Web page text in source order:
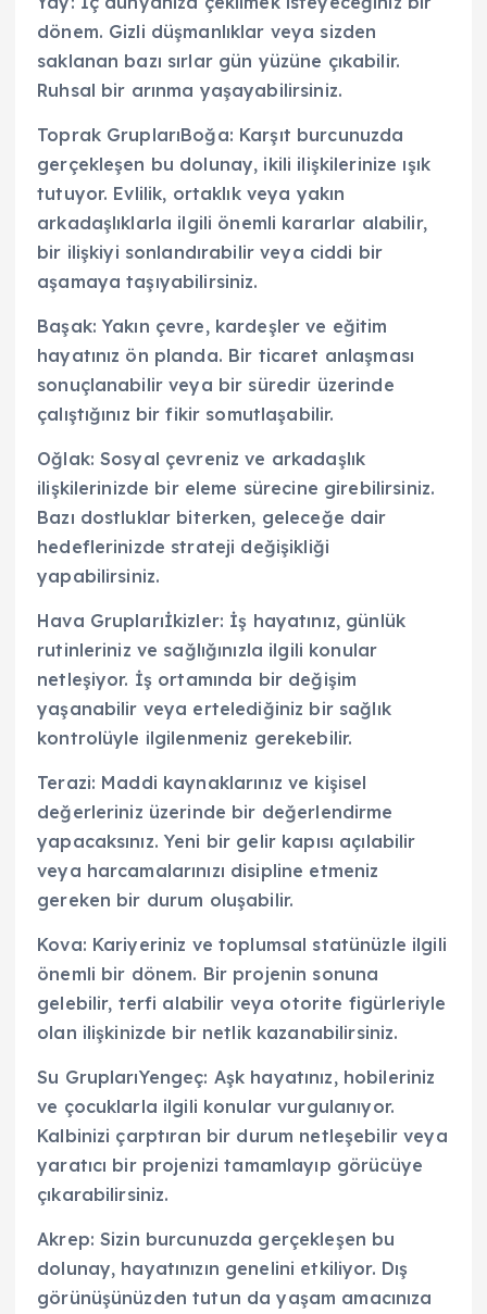
dönem. Gizli düşmanlıklar veya sizden
saklanan bazı sırlar gün yüzüne çıkabilir.
Ruhsal bir arınma yaşayabilirsiniz.
Toprak GruplarıBoğa: Karşıt burcunuzda
gerçekleşen bu dolunay, ikili ilişkilerinize ışık
tutuyor. Evlilik, ortaklık veya yakın
arkadaşlıklarla ilgili önemli kararlar alabilir,
bir ilişkiyi sonlandırabilir veya ciddi bir
aşamaya taşıyabilirsiniz.
Başak: Yakın çevre, kardeşler ve eğitim
hayatınız ön planda. Bir ticaret anlaşması
sonuçlanabilir veya bir süredir üzerinde
çalıştığınız bir fikir somutlaşabilir.
Oğlak: Sosyal çevreniz ve arkadaşlık
ilişkilerinizde bir eleme sürecine girebilirsiniz.
Bazı dostluklar biterken, geleceğe dair
hedeflerinizde strateji değişikliği
yapabilirsiniz.
Hava Gruplarıİkizler: İş hayatınız, günlük
rutinleriniz ve sağlığınızla ilgili konular
netleşiyor. İş ortamında bir değişim
yaşanabilir veya ertelediğiniz bir sağlık
kontrolüyle ilgilenmeniz gerekebilir.
Terazi: Maddi kaynaklarınız ve kişisel
değerleriniz üzerinde bir değerlendirme
yapacaksınız. Yeni bir gelir kapısı açılabilir
veya harcamalarınızı disipline etmeniz
gereken bir durum oluşabilir.
Kova: Kariyeriniz ve toplumsal statünüzle ilgili
önemli bir dönem. Bir projenin sonuna
gelebilir, terfi alabilir veya otorite figürleriyle
olan ilişkinizde bir netlik kazanabilirsiniz.
Su GruplarıYengeç: Aşk hayatınız, hobileriniz
ve çocuklarla ilgili konular vurgulanıyor.
Kalbinizi çarptıran bir durum netleşebilir veya
yaratıcı bir projenizi tamamlayıp görücüye
çıkarabilirsiniz.
Akrep: Sizin burcunuzda gerçekleşen bu
dolunay, hayatınızın genelini etkiliyor. Dış
görünüşünüzden tutun da yaşam amacınıza